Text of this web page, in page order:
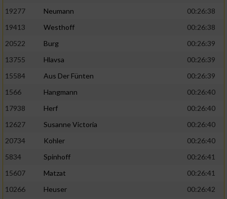
19277
Neumann
00:26:38
19413
Westhoff
00:26:38
20522
Burg
00:26:39
13755
Hlavsa
00:26:39
15584
Aus Der Fünten
00:26:39
1566
Hangmann
00:26:40
17938
Herf
00:26:40
12627
Susanne Victoria
00:26:40
20734
Kohler
00:26:40
5834
Spinhoff
00:26:41
15607
Matzat
00:26:41
10266
Heuser
00:26:42